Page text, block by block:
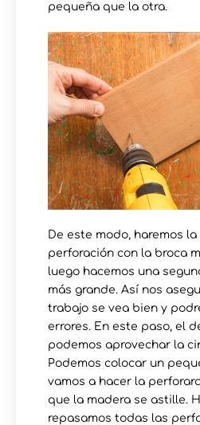
pequeña que la otra.
De este modo, haremos
perforación con la broca
luego hacemos una
más grande. Así nos
trabajo se vea bien y
errores. En este paso, el
podemos aprovechar la
Podemos colocar un
vamos a hacer la
que la madera se astille.
repasamos todas las